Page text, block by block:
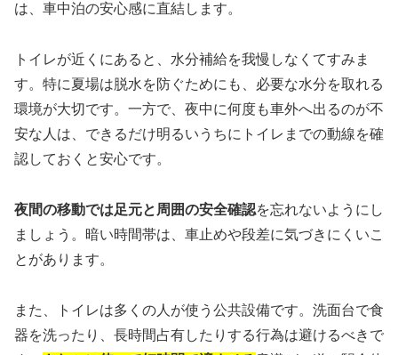
は、車中泊の安心感に直結します。
トイレが近くにあると、水分補給を我慢しなくてすみま
す。特に夏場は脱水を防ぐためにも、必要な水分を取れる
環境が大切です。一方で、夜中に何度も車外へ出るのが不
安な人は、できるだけ明るいうちにトイレまでの動線を確
認しておくと安心です。
夜間の移動では足元と周囲の安全確認を忘れないようにし
ましょう。暗い時間帯は、車止めや段差に気づきにくいこ
とがあります。
また、トイレは多くの人が使う公共設備です。洗面台で食
器を洗ったり、長時間占有したりする行為は避けるべきで